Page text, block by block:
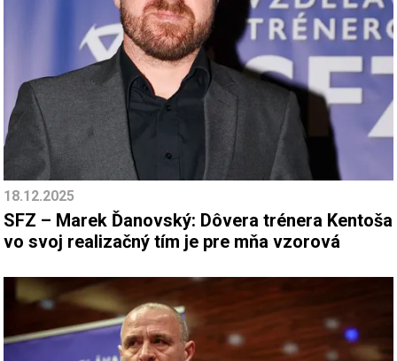
18.12.2025
SFZ – Marek Ďanovský: Dôvera trénera Kentoša
vo svoj realizačný tím je pre mňa vzorová